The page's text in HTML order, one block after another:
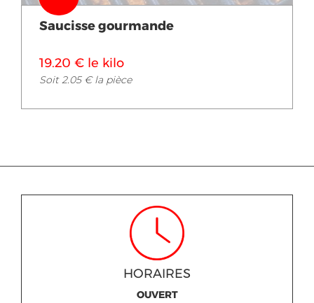
Saucisse gourmande
19.20 € le kilo
Soit 2.05 € la pièce
HORAIRES
OUVERT